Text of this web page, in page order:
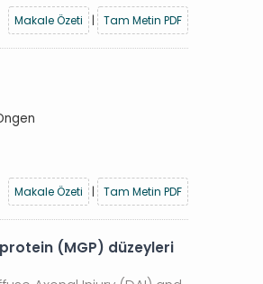
Makale Özeti
| Tam Metin PDF
Makale Özeti
| Tam Metin PDF
(MGP) düzeyleri